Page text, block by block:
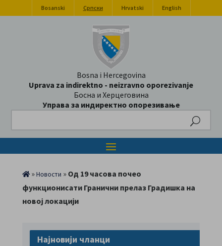
Bosanski Српски Hrvatski English
Bosna i Hercegovina
Uprava za indirektno - neizravno oporezivanje
Босна и Херцеговина
Управа за индиректно опорезивање
»Новости » Од 19 часова почео
функционисати Гранични прелаз Градишка на
новој локацији
Најновији чланци